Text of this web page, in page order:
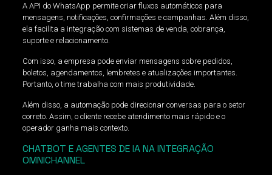
A API do WhatsApp permite criar fluxos automáticos para
mensagens, notificações, confirmações e campanhas. Além disso,
ela facilita a integração com sistemas de venda, cobrança,
suporte e relacionamento.
Com isso, a empresa pode enviar mensagens sobre pedidos,
boletos, agendamentos, lembretes e atualizações importantes.
Portanto, o time trabalha com mais produtividade.
Além disso, a automação pode direcionar conversas para o setor
correto. Assim, o cliente recebe atendimento mais rápido e o
operador ganha mais contexto.
CHATBOT E AGENTES DE IA NA INTEGRAÇÃO
OMNICHANNEL